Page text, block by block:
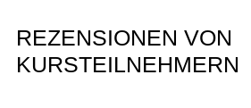
REZENSIONEN VON
KURSTEILNEHMERN